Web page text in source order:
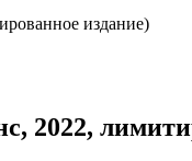
издание)
2022,